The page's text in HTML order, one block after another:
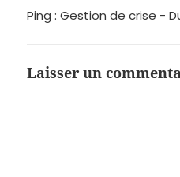
Ping :Gestion de crise -
Laisser un